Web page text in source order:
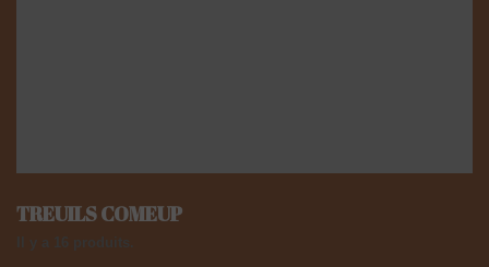
TREUILS COMEUP